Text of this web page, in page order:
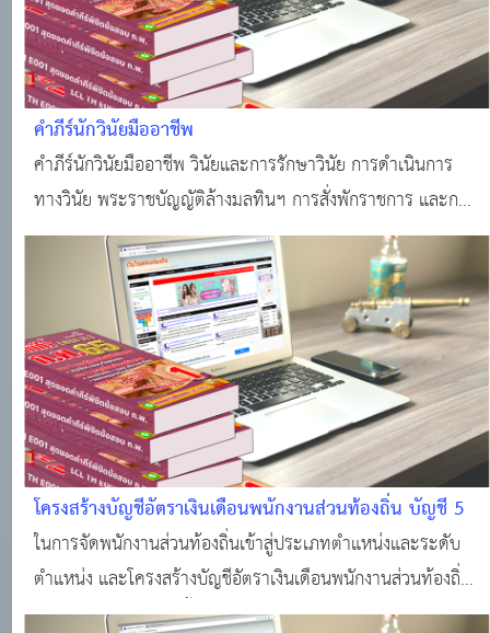
คำภีร์นักวินัยมืออาชีพ
คำภีร์นักวินัยมืออาชีพ วินัยและการรักษาวินัย การดำเนินการ
ทางวินัย พระราชบัญญัติล้างมลทินฯ การสั่งพักราชการ และการ
สั่งให้ออกจากราชการไว้ก่อน
โครงสร้างบัญชีอัตราเงินเดือนพนักงานส่วนท้องถิ่น บัญชี 5
ในการจัดพนักงานส่วนท้องถิ่นเข้าสู่ประเภทตําแหน่งและระดับ
ตําแหน่ง และโครงสร้างบัญชีอัตราเงินเดือนพนักงานส่วนท้องถิ่น
บัญชี 5 ท้ายประกาศนี้